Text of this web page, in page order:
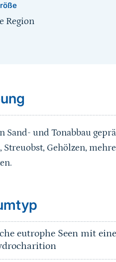
Region
Sand- und Tonabbau
Gehölzen,
eutrophe Seen mit